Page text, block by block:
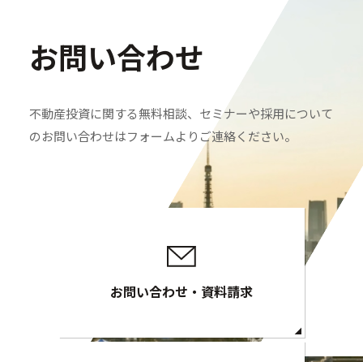
お問い合わせ
不動産投資に関する無料相談、セミナーや採用について
のお問い合わせはフォームよりご連絡ください。
お問い合わせ・資料請求